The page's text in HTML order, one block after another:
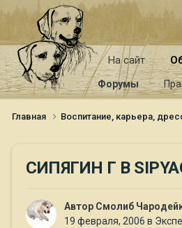
На сайт
Форумы
Главная Воспитание, карьера,
СИПЯГИН Г В
Автор Смолиб
19 февраля, 2006 в